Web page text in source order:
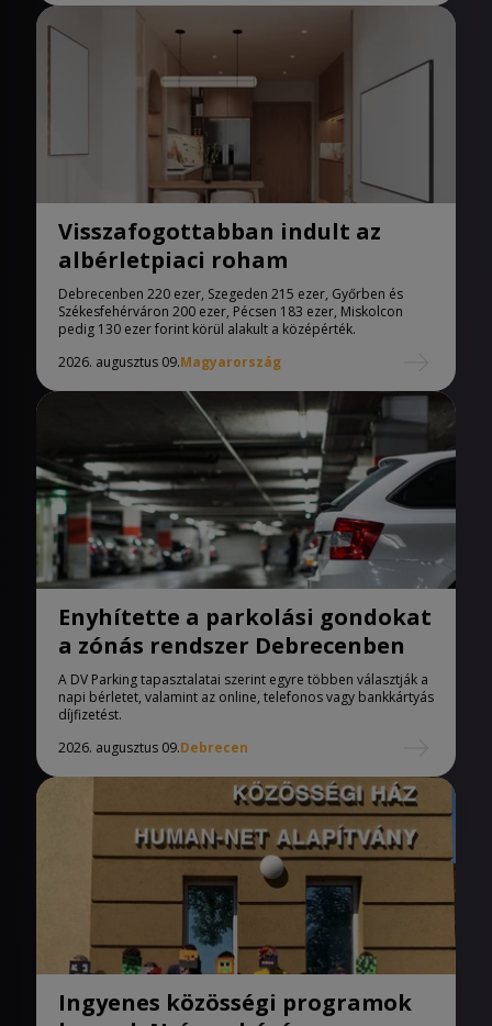
Visszafogottabban indult az
albérletpiaci roham
Debrecenben 220 ezer, Szegeden 215 ezer, Győrben és
Székesfehérváron 200 ezer, Pécsen 183 ezer, Miskolcon
pedig 130 ezer forint körül alakult a középérték.
2026. augusztus 09.Magyarország
Enyhítette a parkolási gondokat
a zónás rendszer Debrecenben
A DV Parking tapasztalatai szerint egyre többen választják a
napi bérletet, valamint az online, telefonos vagy bankkártyás
díjfizetést.
2026. augusztus 09.Debrecen
Ingyenes közösségi programok